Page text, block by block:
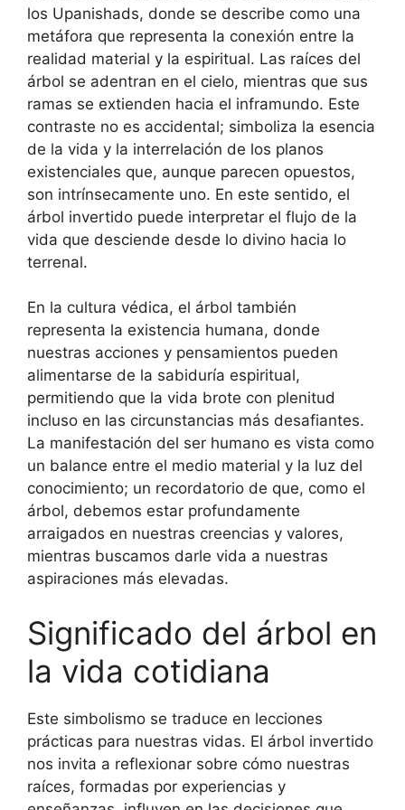
los Upanishads, donde se describe como una
metáfora que representa la conexión entre la
realidad material y la espiritual. Las raíces del
árbol se adentran en el cielo, mientras que sus
ramas se extienden hacia el inframundo. Este
contraste no es accidental; simboliza la esencia
de la vida y la interrelación de los planos
existenciales que, aunque parecen opuestos,
son intrínsecamente uno. En este sentido, el
árbol invertido puede interpretar el flujo de la
vida que desciende desde lo divino hacia lo
terrenal.
En la cultura védica, el árbol también
representa la existencia humana, donde
nuestras acciones y pensamientos pueden
alimentarse de la sabiduría espiritual,
permitiendo que la vida brote con plenitud
incluso en las circunstancias más desafiantes.
La manifestación del ser humano es vista como
un balance entre el medio material y la luz del
conocimiento; un recordatorio de que, como el
árbol, debemos estar profundamente
arraigados en nuestras creencias y valores,
mientras buscamos darle vida a nuestras
aspiraciones más elevadas.
Significado del árbol en
la vida cotidiana
Este simbolismo se traduce en lecciones
prácticas para nuestras vidas. El árbol invertido
nos invita a reflexionar sobre cómo nuestras
raíces, formadas por experiencias y